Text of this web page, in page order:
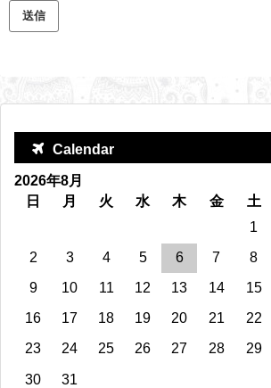
Calendar
2026年8月
日
月 火 水 木 金
土
1
2
3 4 5 6 7
8
9
10 11 12 13 14
15
16
17 18 19 20 21
22
23
24 25 26 27 28 29
30
31